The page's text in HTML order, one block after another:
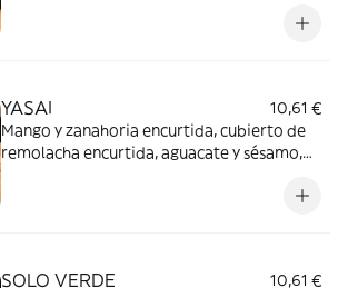
YASAI
10,61 €
Mango y zanahoria encurtida, cubierto de
remolacha encurtida, aguacate y sésamo,
SOLO VERDE
10,61 €